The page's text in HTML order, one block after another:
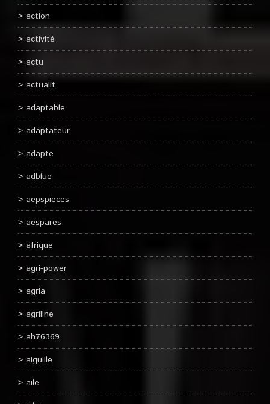
action
activité
actu
actualit
adaptable
adaptateur
adapté
adblue
aepspieces
aespares
afrique
agri-power
agria
agriline
ah76369
aiguille
aile